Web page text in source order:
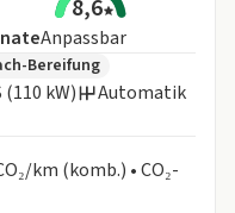
8,6
Anpassbar
Bereifung
(110 kW)
Automatik
km (komb.) • CO₂-